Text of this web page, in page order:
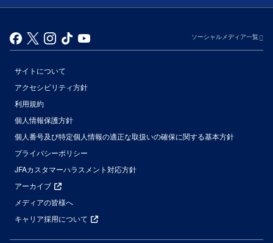
ソーシャルメディア一覧
サイトについて
アクセシビリティ方針
利用規約
個人情報保護方針
個人番号及び特定個人情報の適正な取扱いの確保に関する基本方針
プライバシーポリシー
JFAカスタマーハラスメント対応方針
アーカイブ
メディアの皆様へ
キャリア採用について